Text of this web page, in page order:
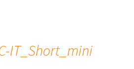
IT_Short_mini